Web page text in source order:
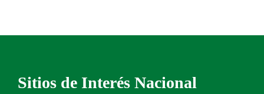
Sitios de Interés Nacional